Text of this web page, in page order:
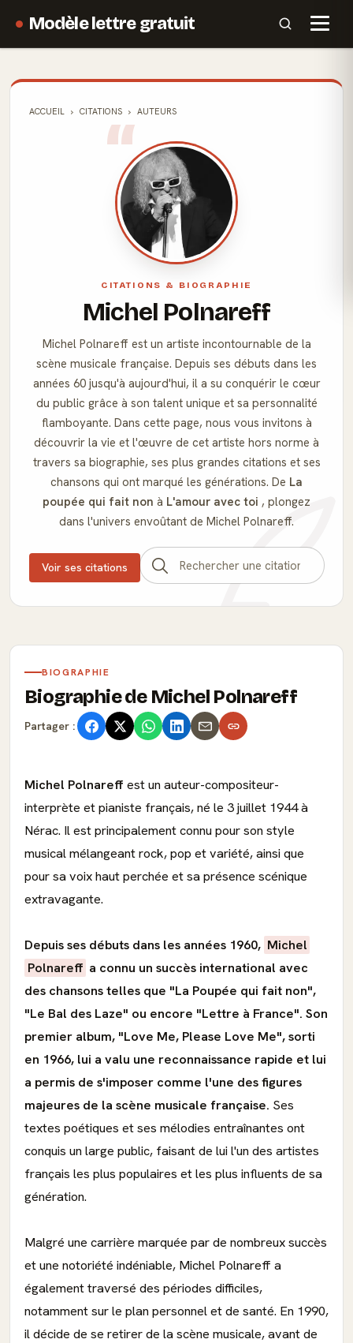
Modèle lettre gratuit
ACCUEIL CITATIONS AUTEURS
CITATIONS & BIOGRAPHIE
Michel Polnareff
Michel Polnareff est un artiste incontournable de la
scène musicale française. Depuis ses débuts dans les
années 60 jusqu'à aujourd'hui, il a su conquérir le cœur
du public grâce à son talent unique et sa personnalité
flamboyante. Dans cette page, nous vous invitons à
découvrir la vie et l'œuvre de cet artiste hors norme à
travers sa biographie, ses plus grandes citations et ses
chansons qui ont marqué les générations. De La
poupée qui fait non à L'amour avec toi , plongez
dans l'univers envoûtant de Michel Polnareff.
Voir ses citations
BIOGRAPHIE
Biographie de Michel Polnareff
Partager :
Michel Polnareff est un auteur-compositeur-
interprète et pianiste français, né le 3 juillet 1944 à
Nérac. Il est principalement connu pour son style
musical mélangeant rock, pop et variété, ainsi que
pour sa voix haut perchée et sa présence scénique
extravagante.
Depuis ses débuts dans les années 1960, Michel
Polnareff a connu un succès international avec
des chansons telles que "La Poupée qui fait non",
"Le Bal des Laze" ou encore "Lettre à France". Son
premier album, "Love Me, Please Love Me", sorti
en 1966, lui a valu une reconnaissance rapide et lui
a permis de s'imposer comme l'une des figures
majeures de la scène musicale française. Ses
textes poétiques et ses mélodies entraînantes ont
conquis un large public, faisant de lui l'un des artistes
français les plus populaires et les plus influents de sa
génération.
Malgré une carrière marquée par de nombreux succès
et une notoriété indéniable, Michel Polnareff a
également traversé des périodes difficiles,
notamment sur le plan personnel et de santé. En 1990,
il décide de se retirer de la scène musicale, avant de